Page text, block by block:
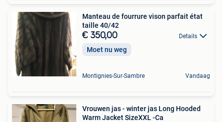
Manteau de fourrure vison parfait état
taille 40/42
€ 350,00 Details
Moet nu weg
Montignies-Sur-Sambre Vandaag
Vrouwen jas - winter jas Long Hooded
Warm Jacket SizeXXL -Ca